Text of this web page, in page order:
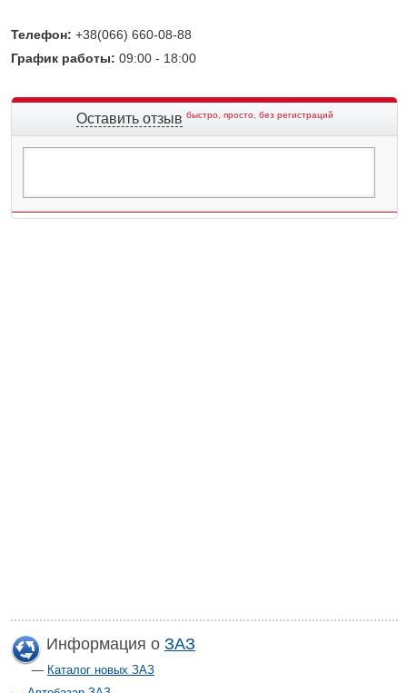
Телефон: +38(066) 660-08-88
График работы: 09:00 - 18:00
Оставить отзыв быстро, просто, без регистраций
Информация о ЗАЗ
Каталог новых ЗАЗ